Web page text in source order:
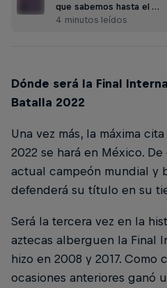
que sabemos hasta el …
4 minutos leídos
Dónde será la Final
Batalla 2022
Una vez más, la máxima
2022 se hará en México.
actual campeón mundial y
defenderá su título en su
Será la tercera vez en la
aztecas alberguen la Final
hizo en 2008 y 2017. Como
ocasiones anteriores ganó